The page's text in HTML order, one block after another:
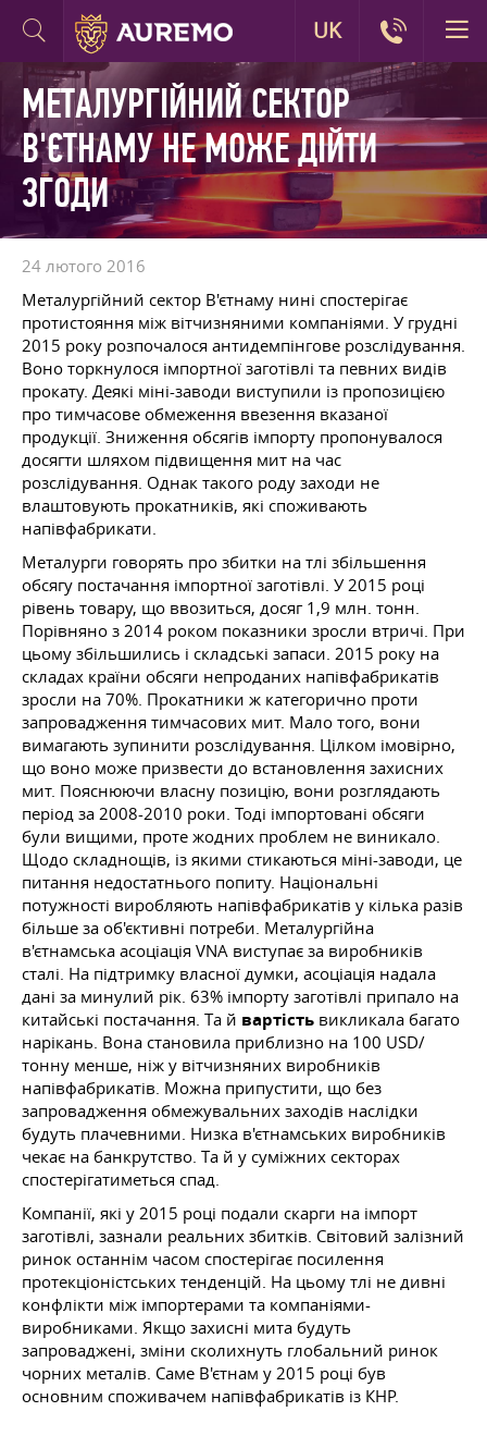
МЕТАЛУРГІЙНИЙ СЕКТОР
В'ЄТНАМУ НЕ МОЖЕ ДІЙТИ
ЗГОДИ
24 лютого 2016
Металургійний сектор В'єтнаму нині спостерігає
протистояння між вітчизняними компаніями. У грудні
2015 року розпочалося антидемпінгове розслідування.
Воно торкнулося імпортної заготівлі та певних видів
прокату. Деякі міні-заводи виступили із пропозицією
про тимчасове обмеження ввезення вказаної
продукції. Зниження обсягів імпорту пропонувалося
досягти шляхом підвищення мит на час
розслідування. Однак такого роду заходи не
влаштовують прокатників, які споживають
напівфабрикати.
Металурги говорять про збитки на тлі збільшення
обсягу постачання імпортної заготівлі. У 2015 році
рівень товару, що ввозиться, досяг 1,9 млн. тонн.
Порівняно з 2014 роком показники зросли втричі. При
цьому збільшились і складські запаси. 2015 року на
складах країни обсяги непроданих напівфабрикатів
зросли на 70%. Прокатники ж категорично проти
запровадження тимчасових мит. Мало того, вони
вимагають зупинити розслідування. Цілком імовірно,
що воно може призвести до встановлення захисних
мит. Пояснюючи власну позицію, вони розглядають
період за 2008-2010 роки. Тоді імпортовані обсяги
були вищими, проте жодних проблем не виникало.
Щодо складнощів, із якими стикаються міні-заводи, це
питання недостатнього попиту. Національні
потужності виробляють напівфабрикатів у кілька разів
більше за об'єктивні потреби. Металургійна
в'єтнамська асоціація VNA виступає за виробників
сталі. На підтримку власної думки, асоціація надала
дані за минулий рік. 63% імпорту заготівлі припало на
китайські постачання. Та й вартість викликала багато
нарікань. Вона становила приблизно на 100 USD/
тонну менше, ніж у вітчизняних виробників
напівфабрикатів. Можна припустити, що без
запровадження обмежувальних заходів наслідки
будуть плачевними. Низка в'єтнамських виробників
чекає на банкрутство. Та й у суміжних секторах
спостерігатиметься спад.
Компанії, які у 2015 році подали скарги на імпорт
заготівлі, зазнали реальних збитків. Світовий залізний
ринок останнім часом спостерігає посилення
протекціоністських тенденцій. На цьому тлі не дивні
конфлікти між імпортерами та компаніями-
виробниками. Якщо захисні мита будуть
запроваджені, зміни сколихнуть глобальний ринок
чорних металів. Саме В'єтнам у 2015 році був
основним споживачем напівфабрикатів із КНР.
UK